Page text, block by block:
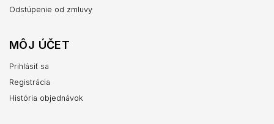
Odstúpenie od zmluvy
MÔJ ÚČET
Prihlásiť sa
Registrácia
História objednávok